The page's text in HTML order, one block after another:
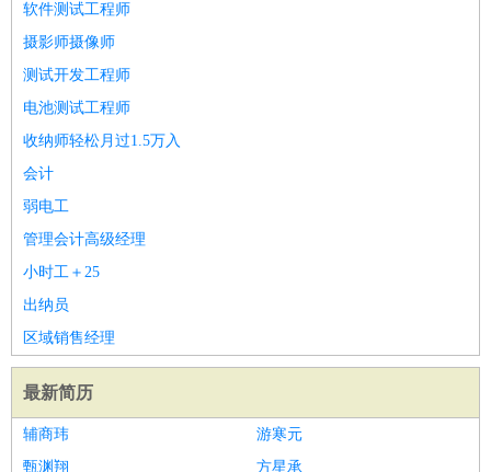
软件测试工程师
摄影师摄像师
测试开发工程师
电池测试工程师
收纳师轻松月过1.5万入
会计
弱电工
管理会计高级经理
小时工＋25
出纳员
区域销售经理
最新简历
辅商玮
游寒元
甄渊翔
方星承